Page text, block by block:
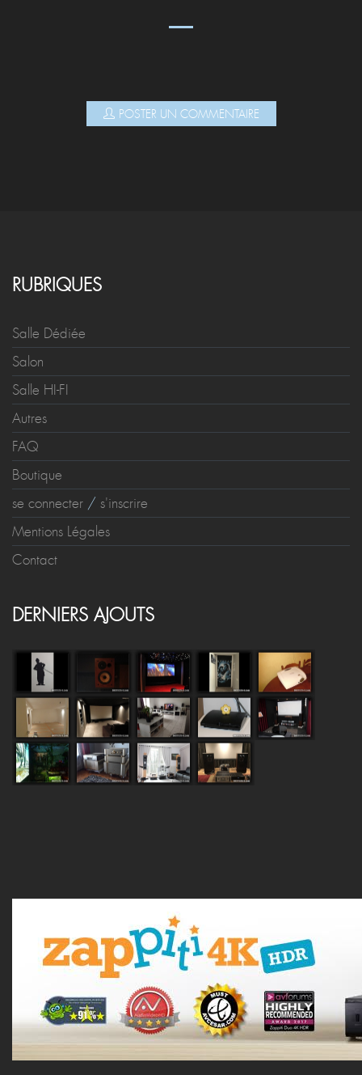
POSTER UN COMMENTAIRE
RUBRIQUES
Salle Dédiée
Salon
Salle HI-FI
Autres
FAQ
Boutique
se connecter / s'inscrire
Mentions Légales
Contact
DERNIERS AJOUTS